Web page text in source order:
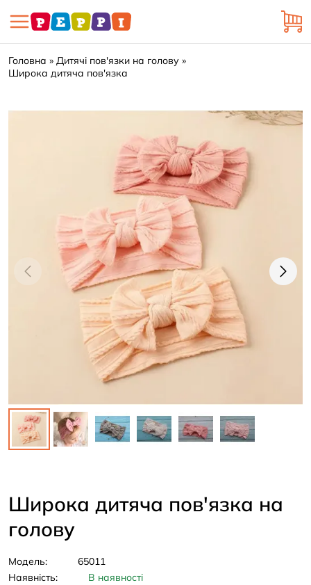
Головна
Дитячі пов'язки на голову
Широка дитяча пов'язка
Широка дитяча пов'язка на
голову
Модель:
65011
Наявність:
В наявності